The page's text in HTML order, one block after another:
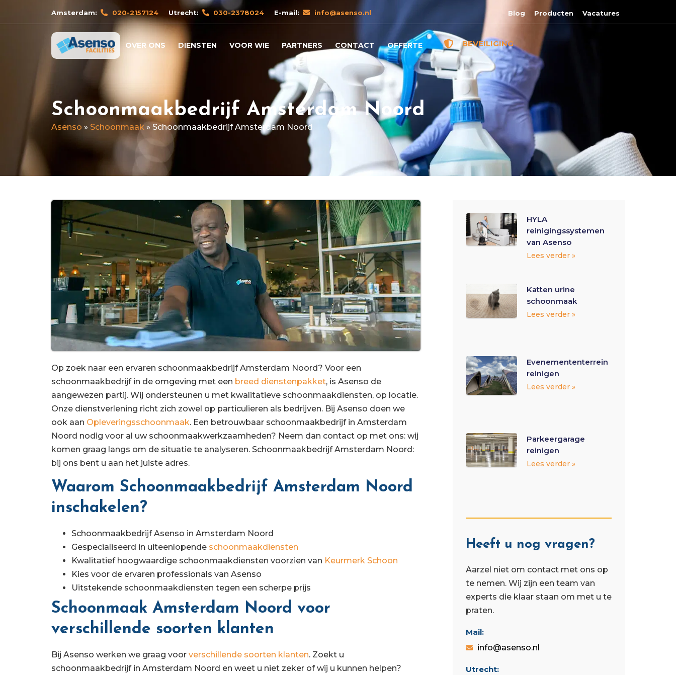
Amsterdam: 020-2157124 Utrecht: 030-2378024 E-mail: info@asenso.nl Blog Producten Vacatures
OVER ONS DIENSTEN VOOR WIE PARTNERS CONTACT OFFERTE BEVEILIGING
Schoonmaakbedrijf Amsterdam Noord
Asenso » Schoonmaak » Schoonmaakbedrijf Amsterdam Noord
Op zoek naar een ervaren schoonmaakbedrijf Amsterdam Noord? Voor een
schoonmaakbedrijf in de omgeving met een breed dienstenpakket, is Asenso de
aangewezen partij. Wij ondersteunen u met kwalitatieve schoonmaakdiensten, op locatie.
Onze dienstverlening richt zich zowel op particulieren als bedrijven. Bij Asenso doen we
ook aan Opleveringsschoonmaak. Een betrouwbaar schoonmaakbedrijf in Amsterdam
Noord nodig voor al uw schoonmaakwerkzaamheden? Neem dan contact op met ons: wij
komen graag langs om de situatie te analyseren. Schoonmaakbedrijf Amsterdam Noord:
bij ons bent u aan het juiste adres.
Waarom Schoonmaakbedrijf Amsterdam Noord
inschakelen?
Schoonmaakbedrijf Asenso in Amsterdam Noord
Gespecialiseerd in uiteenlopende schoonmaakdiensten
Kwalitatief hoogwaardige schoonmaakdiensten voorzien van Keurmerk Schoon
Kies voor de ervaren professionals van Asenso
Uitstekende schoonmaakdiensten tegen een scherpe prijs
Schoonmaak Amsterdam Noord voor
verschillende soorten klanten
Bij Asenso werken we graag voor verschillende soorten klanten. Zoekt u
schoonmaakbedrijf in Amsterdam Noord en weet u niet zeker of wij u kunnen helpen?
HYLA
reinigingssystemen
van Asenso
Lees verder »
Katten urine
schoonmaak
Lees verder »
Evenemententerrein
reinigen
Lees verder »
Parkeergarage
reinigen
Lees verder »
Heeft u nog vragen?
Aarzel niet om contact met ons op
te nemen. Wij zijn een team van
experts die klaar staan ​​om met u te
praten.
Mail:
info@asenso.nl
Utrecht: